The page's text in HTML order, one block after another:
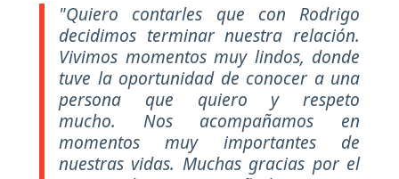
"Quiero contarles que con Rodrigo
decidimos terminar nuestra relación.
Vivimos momentos muy lindos, donde
tuve la oportunidad de conocer a una
persona que quiero y respeto
mucho. Nos acompañamos en
momentos muy importantes de
nuestras vidas. Muchas gracias por el